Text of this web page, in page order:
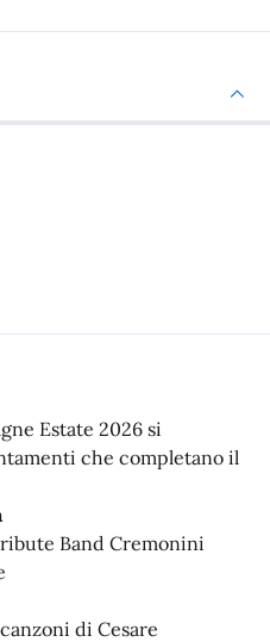
Estate 2026 si
che completano il
Band Cremonini
di Cesare